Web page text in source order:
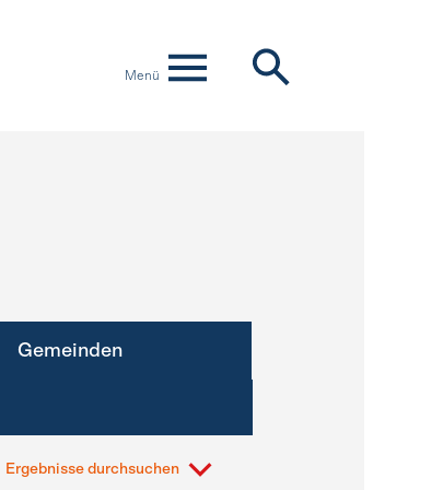
Menü
Gemeinden
Ergebnisse durchsuchen